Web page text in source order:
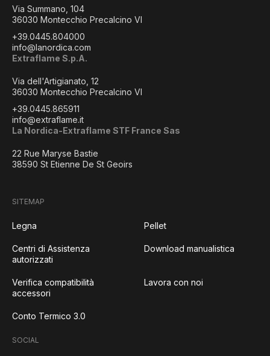
Via Summano, 104
36030 Montecchio Precalcino VI
+39.0445.804000
info@lanordica.com
Extraflame S.p.A.
Via dell'Artigianato, 12
36030 Montecchio Precalcino VI
+39.0445.865911
info@extraflame.it
La Nordica-Extraflame STF France Sas
22 Rue Maryse Bastie
38590 St Etienne De St Geoirs
SITEMAP
Legna Pellet
Centri di Assistenza
autorizzati
Download manualistica
Verifica compatibilità
accessori
Lavora con noi
Conto Termico 3.0
SOCIAL